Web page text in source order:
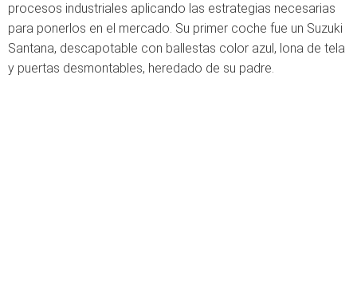
procesos industriales aplicando las estrategias necesarias
para ponerlos en el mercado. Su primer coche fue un Suzuki
Santana, descapotable con ballestas color azul, lona de tela
y puertas desmontables, heredado de su padre.